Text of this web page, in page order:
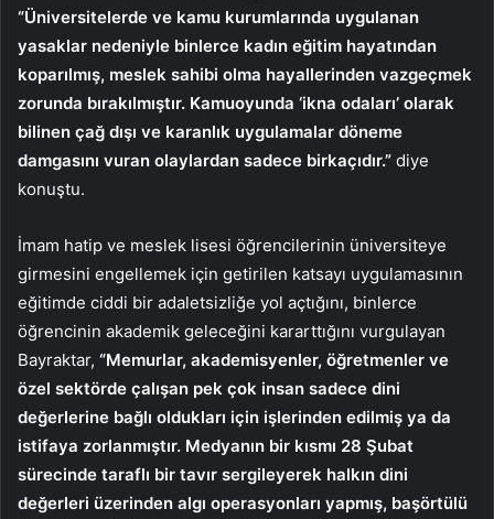
“Üniversitelerde ve kamu kurumlarında uygulanan
yasaklar nedeniyle binlerce kadın eğitim hayatından
koparılmış, meslek sahibi olma hayallerinden vazgeçmek
zorunda bırakılmıştır. Kamuoyunda ‘ikna odaları’ olarak
bilinen çağ dışı ve karanlık uygulamalar döneme
damgasını vuran olaylardan sadece birkaçıdır.” diye
konuştu.
İmam hatip ve meslek lisesi öğrencilerinin üniversiteye
girmesini engellemek için getirilen katsayı uygulamasının
eğitimde ciddi bir adaletsizliğe yol açtığını, binlerce
öğrencinin akademik geleceğini kararttığını vurgulayan
Bayraktar, “Memurlar, akademisyenler, öğretmenler ve
özel sektörde çalışan pek çok insan sadece dini
değerlerine bağlı oldukları için işlerinden edilmiş ya da
istifaya zorlanmıştır. Medyanın bir kısmı 28 Şubat
sürecinde taraflı bir tavır sergileyerek halkın dini
değerleri üzerinden algı operasyonları yapmış, başörtülü